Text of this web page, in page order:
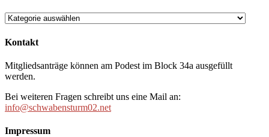
Kategorien
Kontakt
Mitgliedsanträge können am Podest im Block 34a ausgefüllt
werden.
Bei weiteren Fragen schreibt uns eine Mail an:
info@schwabensturm02.net
Impressum